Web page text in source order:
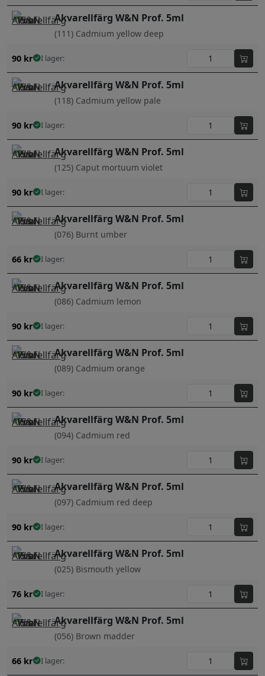
Akvarellfärg W&N Prof. 5ml
(111) Cadmium yellow deep
90 kr I lager:
Akvarellfärg W&N Prof. 5ml
(118) Cadmium yellow pale
90 kr I lager:
Akvarellfärg W&N Prof. 5ml
(125) Caput mortuum violet
90 kr I lager:
Akvarellfärg W&N Prof. 5ml
(076) Burnt umber
66 kr I lager:
Akvarellfärg W&N Prof. 5ml
(086) Cadmium lemon
90 kr I lager:
Akvarellfärg W&N Prof. 5ml
(089) Cadmium orange
90 kr I lager:
Akvarellfärg W&N Prof. 5ml
(094) Cadmium red
90 kr I lager:
Akvarellfärg W&N Prof. 5ml
(097) Cadmium red deep
90 kr I lager:
Akvarellfärg W&N Prof. 5ml
(025) Bismouth yellow
76 kr I lager:
Akvarellfärg W&N Prof. 5ml
(056) Brown madder
66 kr I lager: